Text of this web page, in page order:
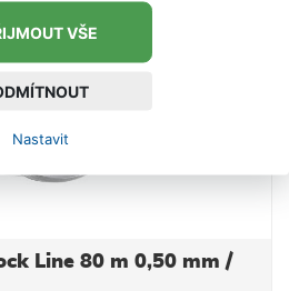
VŠE
Nastavit
Line 80 m 0,50 mm /